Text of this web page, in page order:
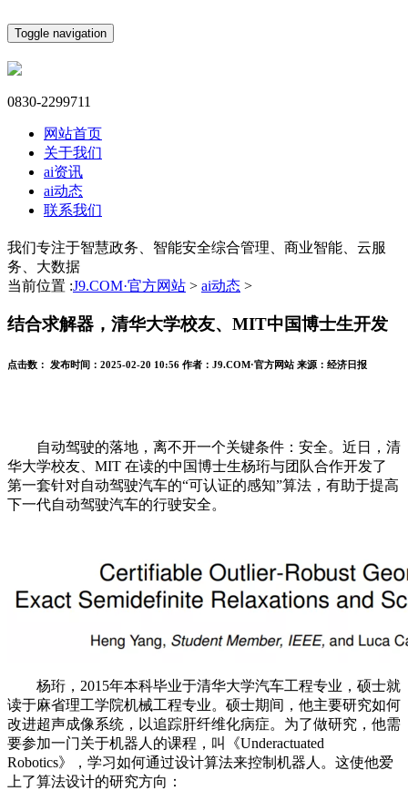
Toggle navigation
0830-2299711
网站首页
关于我们
ai资讯
ai动态
联系我们
我们专注于智慧政务、智能安全综合管理、商业智能、云服
务、大数据
当前位置 :J9.COM·官方网站 > ai动态 >
结合求解器，清华大学校友、MIT中国博士生开发
点击数： 发布时间： 2025-02-20 10:56 作者： J9.COM·官方网站 来源： 经济日报
自动驾驶的落地，离不开一个关键条件：安全。近日，清
华大学校友、MIT 在读的中国博士生杨珩与团队合作开发了
第一套针对自动驾驶汽车的“可认证的感知”算法，有助于提高
下一代自动驾驶汽车的行驶安全。
杨珩，2015年本科毕业于清华大学汽车工程专业，硕士就
读于麻省理工学院机械工程专业。硕士期间，他主要研究如何
改进超声成像系统，以追踪肝纤维化病症。为了做研究，他需
要参加一门关于机器人的课程，叫《Underactuated
Robotics》，学习如何通过设计算法来控制机器人。这使他爱
上了算法设计的研究方向：